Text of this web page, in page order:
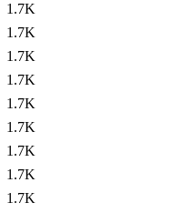
1.7K
1.7K
1.7K
1.7K
1.7K
1.7K
1.7K
1.7K
1.7K